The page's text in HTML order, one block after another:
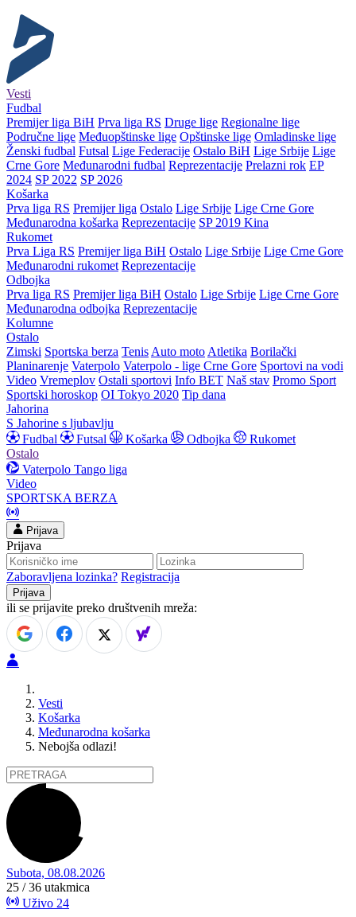
Vesti
Fudbal
Premijer liga BiH Prva liga RS Druge lige Regionalne lige
Područne lige Međuopštinske lige Opštinske lige Omladinske lige
Ženski fudbal Futsal Lige Federacije Ostalo BiH Lige Srbije Lige
Crne Gore Međunarodni fudbal Reprezentacije Prelazni rok EP
2024 SP 2022 SP 2026
Košarka
Prva liga RS Premijer liga Ostalo Lige Srbije Lige Crne Gore
Međunarodna košarka Reprezentacije SP 2019 Kina
Rukomet
Prva Liga RS Premijer liga BiH Ostalo Lige Srbije Lige Crne Gore
Međunarodni rukomet Reprezentacije
Odbojka
Prva liga RS Premijer liga BiH Ostalo Lige Srbije Lige Crne Gore
Međunarodna odbojka Reprezentacije
Kolumne
Ostalo
Zimski Sportska berza Tenis Auto moto Atletika Borilački
Planinarenje Vaterpolo Vaterpolo - lige Crne Gore Sportovi na vodi
Video Vremeplov Ostali sportovi Info BET Naš stav Promo Sport
Sportski horoskop OI Tokyo 2020 Tip dana
Jahorina
S Jahorine s ljubavlju
Fudbal
Futsal Košarka Odbojka
Rukomet
Ostalo
Vaterpolo Tango liga
Video
SPORTSKA BERZA
Prijava
Prijava
Zaboravljena lozinka? Registracija
ili se prijavite preko društvenih mreža:
Vesti
Košarka
Međunarodna košarka
Nebojša odlazi!
Subota, 08.08.2026
25 / 36 utakmica
Uživo 24